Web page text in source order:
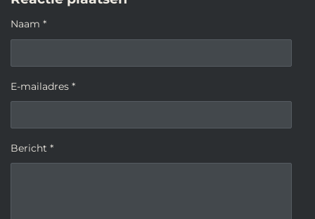
Naam *
E-mailadres *
Bericht *